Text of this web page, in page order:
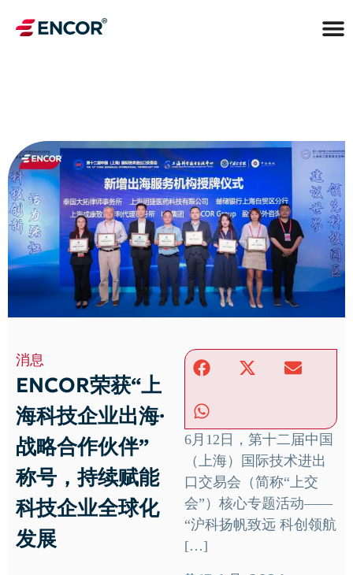
消息
ENCOR荣获“上
海科技企业出海·
战略合作伙伴”
称号，持续赋能
科技企业全球化
发展
6月12日，第十二届中国
（上海）国际技术进出
口交易会（简称“上交
会”）核心专题活动——
“沪科扬帆致远 科创领航
[…]